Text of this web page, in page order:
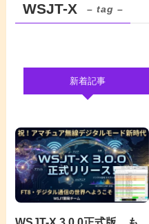
WSJT-X – tag –
新着記事